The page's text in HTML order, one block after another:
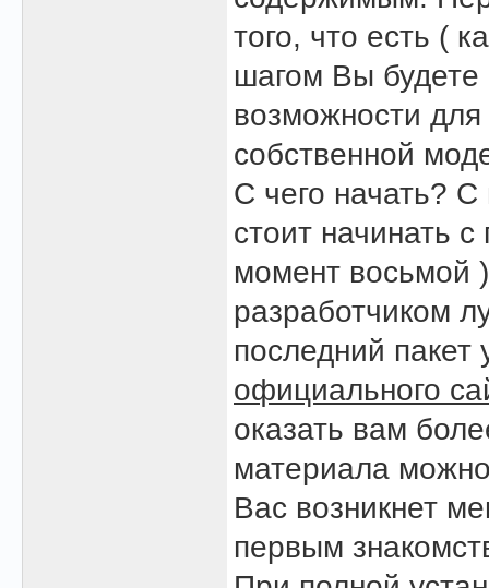
того, что есть (
шагом Вы будете
возможности
собственной
С чего начать?
стоит начинать
момент восьмой
разработчиком
последний
официального
оказать вам
материала
Вас возникнет
первым